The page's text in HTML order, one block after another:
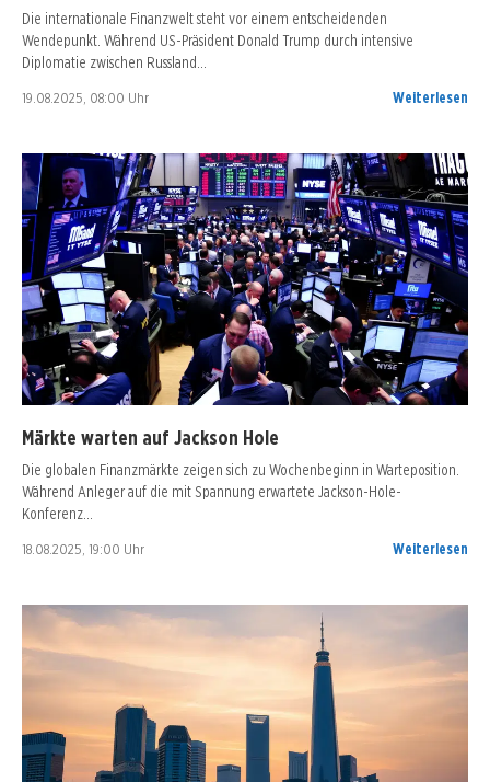
Die internationale Finanzwelt steht vor einem entscheidenden
Wendepunkt. Während US-Präsident Donald Trump durch intensive
Diplomatie zwischen Russland…
19.08.2025, 08:00 Uhr Weiterlesen
Märkte warten auf Jackson Hole
Die globalen Finanzmärkte zeigen sich zu Wochenbeginn in Warteposition.
Während Anleger auf die mit Spannung erwartete Jackson-Hole-
Konferenz…
18.08.2025, 19:00 Uhr Weiterlesen